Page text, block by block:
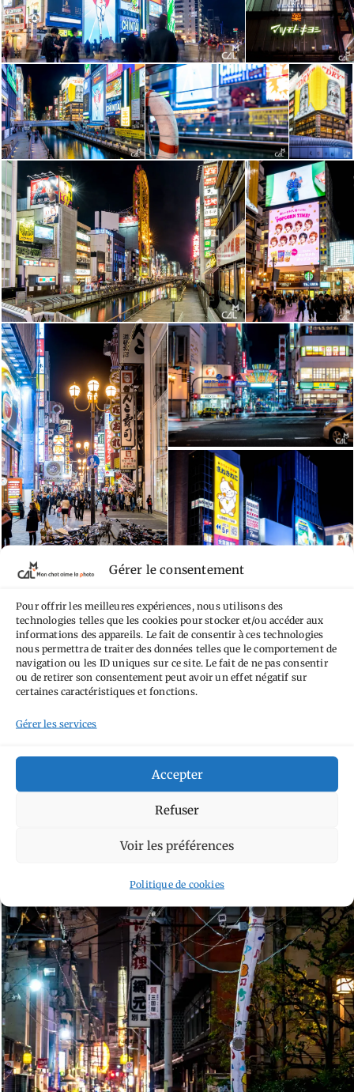
Gérer le consentement
Pour offrir les meilleures expériences, nous utilisons des
technologies telles que les cookies pour stocker et/ou accéder aux
informations des appareils. Le fait de consentir à ces technologies
nous permettra de traiter des données telles que le comportement de
navigation ou les ID uniques sur ce site. Le fait de ne pas consentir
ou de retirer son consentement peut avoir un effet négatif sur
certaines caractéristiques et fonctions.
Gérer les services
Accepter
Refuser
Voir les préférences
Politique de cookies